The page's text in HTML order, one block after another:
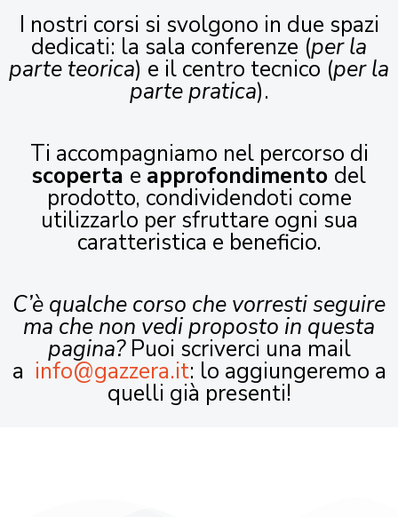
I nostri corsi si svolgono in due spazi
dedicati: la sala conferenze (per la
parte teorica) e il centro tecnico (per la
parte pratica).
Ti accompagniamo nel percorso di
scoperta e approfondimento del
prodotto, condividendoti come
utilizzarlo per sfruttare ogni sua
caratteristica e beneficio.
C’è qualche corso che vorresti seguire
ma che non vedi proposto in questa
pagina?Puoi scriverci una mail
a info@gazzera.it: lo aggiungeremo a
quelli già presenti!